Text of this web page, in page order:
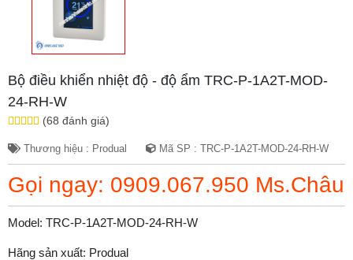
Bộ điều khiển nhiệt độ - độ ẩm TRC-P-1A2T-MOD-
24-RH-W
(68 đánh giá)
Thương hiệu : Produal Mã SP : TRC-P-1A2T-MOD-24-RH-W
Gọi ngay: 0909.067.950 Ms.Châu
Model: TRC-P-1A2T-MOD-24-RH-W
Hãng sản xuất: Produal